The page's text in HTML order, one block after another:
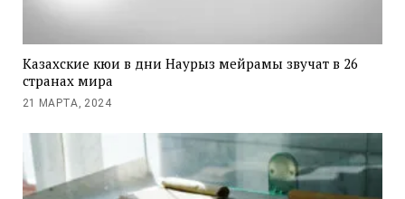
Казахские кюи в дни Наурыз мейрамы звучат в 26
странах мира
21 МАРТА, 2024